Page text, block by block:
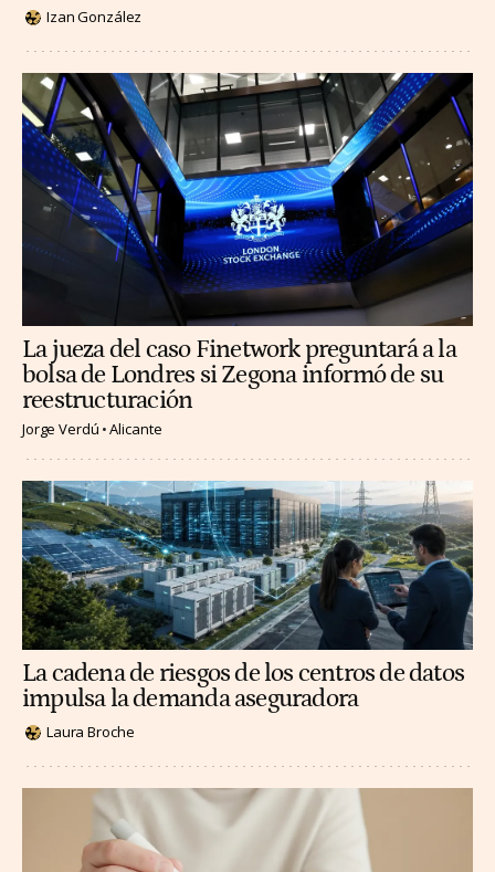
Izan González
La jueza del caso Finetwork preguntará a la
bolsa de Londres si Zegona informó de su
reestructuración
Jorge Verdú Alicante
La cadena de riesgos de los centros de datos
impulsa la demanda aseguradora
Laura Broche